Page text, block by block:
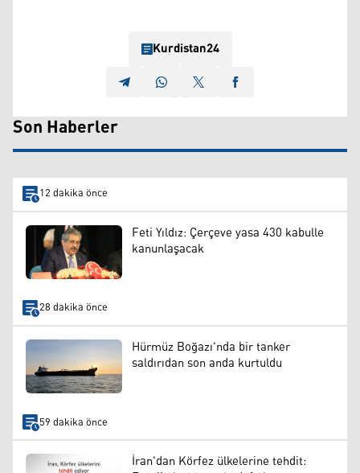
Kurdistan24
Son Haberler
12 dakika önce
Feti Yıldız: Çerçeve yasa 430 kabulle
kanunlaşacak
28 dakika önce
Hürmüz Boğazı'nda bir tanker
saldırıdan son anda kurtuldu
59 dakika önce
İran'dan Körfez ülkelerine tehdit: